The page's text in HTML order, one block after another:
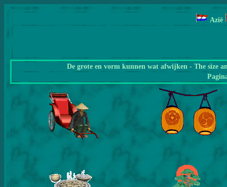
Azië
De grote en vorm kunnen wat afwijken - The size